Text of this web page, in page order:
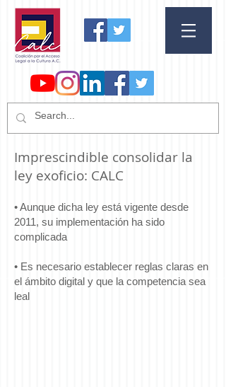
Imprescindible consolidar la
ley exoficio: CALC
​• Aunque dicha ley está vigente desde
2011, su implementación ha sido
complicada
• Es necesario establecer reglas claras en
el ámbito digital y que la competencia sea
leal